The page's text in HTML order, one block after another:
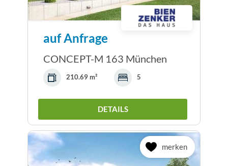
auf Anfrage
CONCEPT-M 163 München
210.69 m² 5
DETAILS
merken